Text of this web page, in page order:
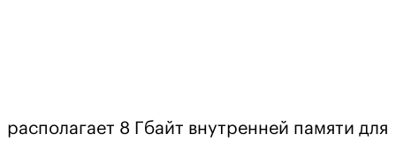
располагает 8 Гбайт внутренней памяти для